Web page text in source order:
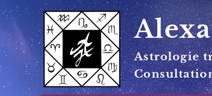
Astrologie